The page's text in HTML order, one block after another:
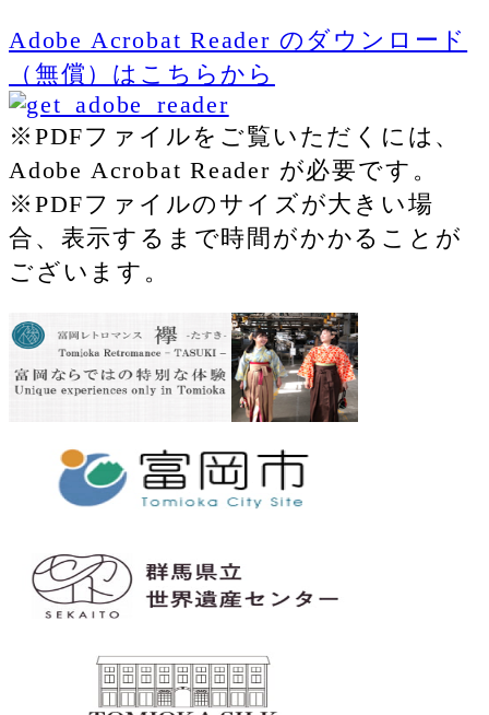
Adobe Acrobat Reader のダウンロード
（無償）はこちらから
※PDFファイルをご覧いただくには、
Adobe Acrobat Reader が必要です。
※PDFファイルのサイズが大きい場
合、表示するまで時間がかかることが
ございます。